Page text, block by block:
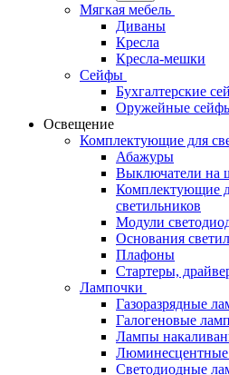
Мягкая мебель
Диваны
Кресла
Кресла-мешки
Сейфы
Бухгалтерские
Оружейные
Освещение
Комплектующие для
Абажуры
Выключатели на
Комплектующие
светильников
Модули
Основания
Плафоны
Стартеры,
Лампочки
Газоразрядные
Галогеновые
Лампы
Светодиодные